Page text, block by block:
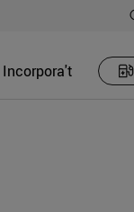
Incorpora't